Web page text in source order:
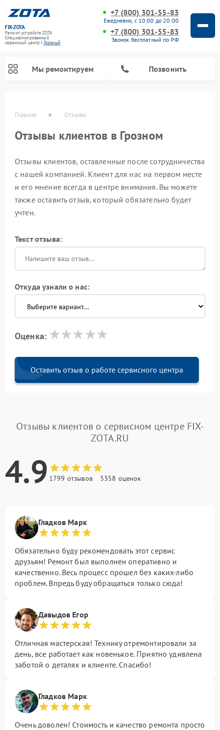
FIX-ZOTA
Ремонт устройств ZOTA
Специализированный
cервисный центр г.Грозный
+7 (800) 301-55-83
Ежедневно, с 10:00 до 20:00
+7 (800) 301-55-83
Звонок бесплатный по РФ
Мы ремонтируем Позвонить
Главная Отзывы
Отзывы клиентов в Грозном
Отзывы клиентов, оставленные после сотрудничества
с нашей компанией. Клиент для нас на первом месте
и его мнение всегда в центре внимания. Вы можете
также оставить отзыв, который обязательно будет
учтен.
Текст отзыва:
Откуда узнали о нас:
Оценка:
Оставить отзыв о работе сервисного центра
Отзывы клиентов о сервисном центре FIX-
ZOTA.RU
4.9 1799 отзывов 5358 оценок
Гладков Марк
Обязательно буду рекомендовать этот сервис
друзьям! Ремонт был выполнен оперативно и
качественно. Весь процесс прошел без каких-либо
проблем. Впредь буду обращаться только сюда!
Давыдов Егор
Отличная мастерская! Технику отремонтировали за
день, все работает как новенькое. Приятно удивлена
заботой о деталях и клиенте. Спасибо!
Гладков Марк
Очень доволен! Стоимость и качество ремонта просто